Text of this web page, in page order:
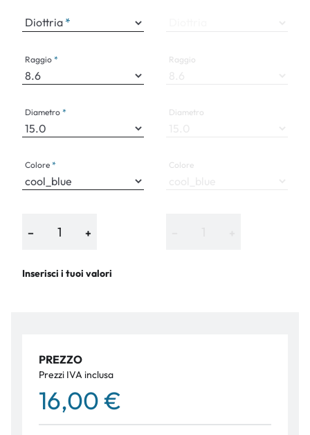
Diottria
Raggio
Diametro
Colore
− +
Inserisci i tuoi valori
Raggio
Diametro
Colore
PREZZO
Prezzi IVA inclusa
16,00 €